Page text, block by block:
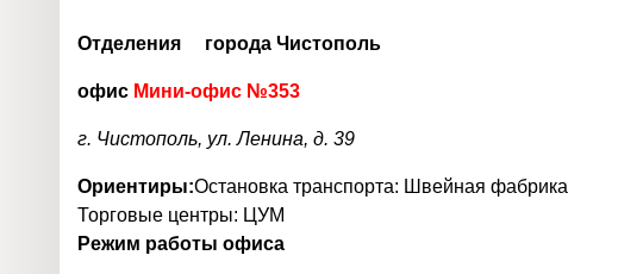
Отделения города Чистополь
офис Мини-офис №353
г. Чистополь, ул. Ленина, д. 39
Ориентиры:Остановка транспорта: Швейная фабрика
Торговые центры: ЦУМ
Режим работы офиса